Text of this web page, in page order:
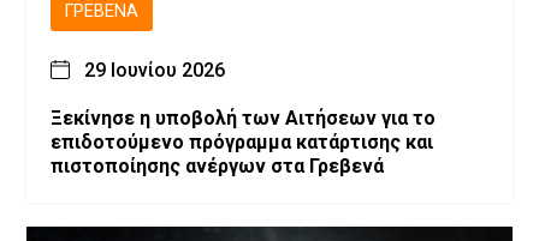
ΓΡΕΒΕΝΆ
29 Ιουνίου 2026
Ξεκίνησε η υποβολή των Αιτήσεων για το
επιδοτούμενο πρόγραμμα κατάρτισης και
πιστοποίησης ανέργων στα Γρεβενά